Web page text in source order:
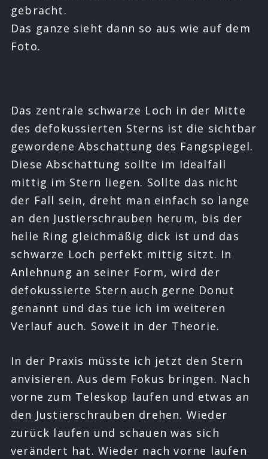
gebracht.
Das ganze sieht dann so aus wie auf dem
Foto.
Das zentrale schwarze Loch in der Mitte
des defokussierten Sterns ist die sichtbar
gewordene Abschattung des Fangspiegel.
Diese Abschattung sollte im Idealfall
mittig im Stern liegen. Sollte das nicht
der Fall sein, dreht man einfach so lange
an den Justierschrauben herum, bis der
helle Ring gleichmäßig dick ist und das
schwarze Loch perfekt mittig sitzt. In
Anlehnung an seiner Form, wird der
defokussierte Stern auch gerne Donut
genannt und das tue ich im weiteren
Verlauf auch. Soweit in der Theorie.
In der Praxis müsste ich jetzt den Stern
anvisieren. Aus dem Fokus bringen. Nach
vorne zum Teleskop laufen und etwas an
den Justierschrauben drehen. Wieder
zurück laufen und schauen was sich
verändert hat. Wieder nach vorne laufen